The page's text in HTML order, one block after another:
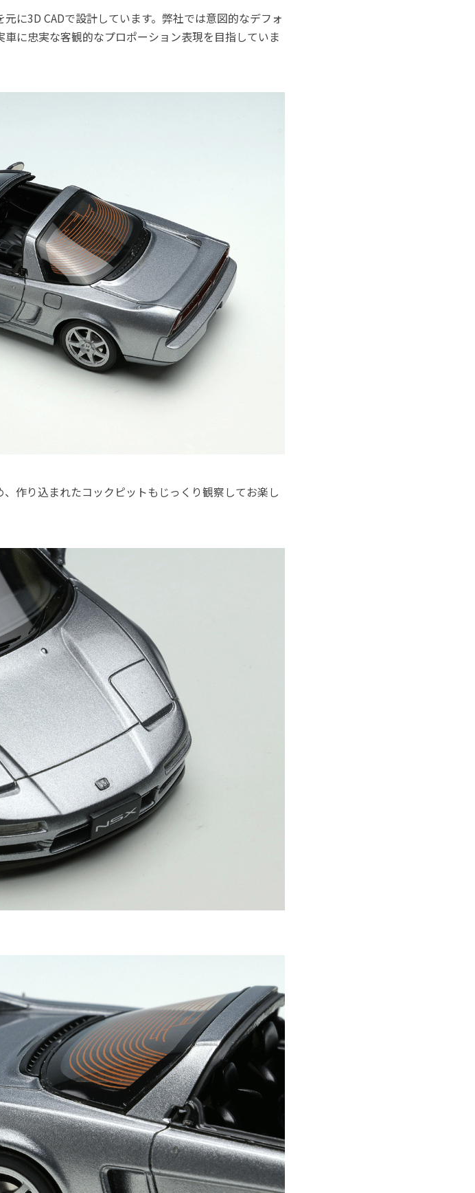
に3D CADで設計しています。弊社では意図的なデフォ
に忠実な客観的なプロポーション表現を目指していま
作り込まれたコックピットもじっくり観察してお楽し